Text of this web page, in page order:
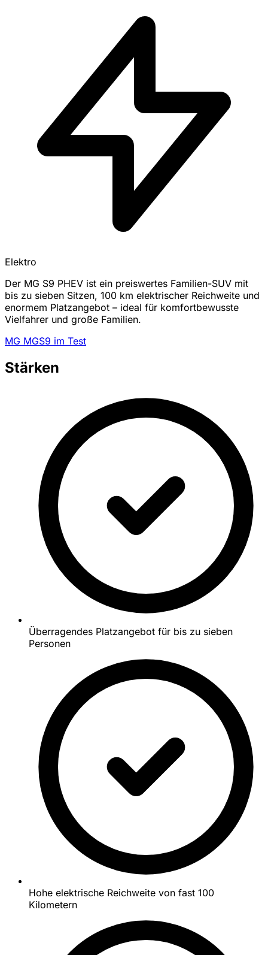
Elektro
Der MG S9 PHEV ist ein preiswertes Familien-SUV mit
bis zu sieben Sitzen, 100 km elektrischer Reichweite und
enormem Platzangebot – ideal für komfortbewusste
Vielfahrer und große Familien.
MG MGS9 im Test
Stärken
Überragendes Platzangebot für bis zu sieben
Personen
Hohe elektrische Reichweite von fast 100
Kilometern